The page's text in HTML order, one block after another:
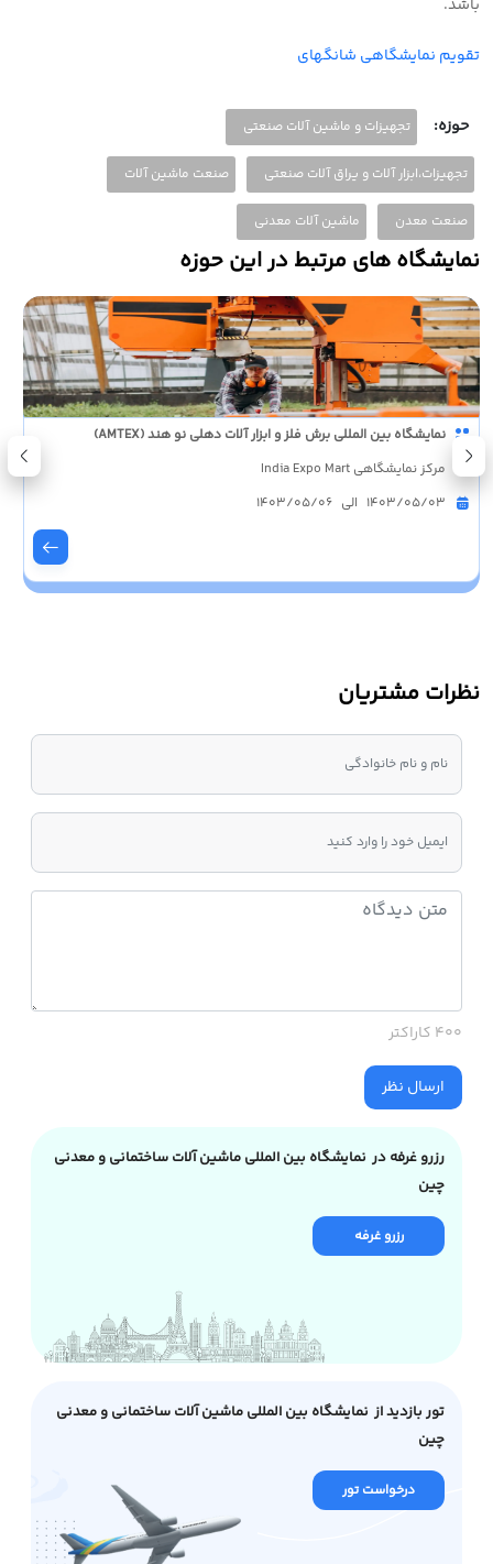
باشد.
تقویم نمایشگاهی شانگهای
حوزه: تجهیزات و ماشین آلات صنعتی
تجهیزات،ابزار آلات و یراق آلات صنعتی صنعت ماشین آلات
صنعت معدن ماشین آلات معدنی
نمایشگاه های مرتبط در این حوزه
نمایشگاه بین المللی برش فلز و ابزار آلات دهلی نو هند (AMTEX)
مرکز نمایشگاهی India Expo Mart
1403/05/03 الی 1403/05/06
نظرات مشتریان
400 کاراکتر
ارسال نظر
رزرو غرفه در نمایشگاه بین المللی ماشین آلات ساختمانی و معدنی
چین
رزرو غرفه
تور بازدید از نمایشگاه بین المللی ماشین آلات ساختمانی و معدنی
چین
درخواست تور